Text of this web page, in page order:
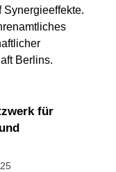
Berlins.
für